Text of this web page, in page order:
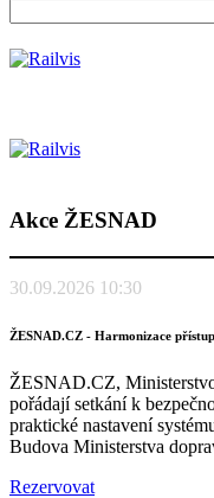
Akce ŽESNAD
30.09.2026 10:30
ŽESNAD.CZ - Harmonizace
ŽESNAD.CZ,
pořádají setkání k
praktické nastavení
Budova Ministerstva
Rezervovat